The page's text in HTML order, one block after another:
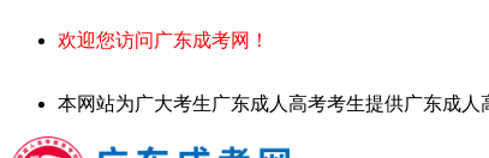
欢迎您访问广东成考网！
本网站为广大考生广东成人高考考生提供广东成人